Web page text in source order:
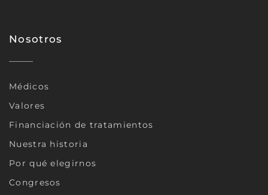
Nosotros
Médicos
Valores
Financiación de tratamientos
Nuestra historia
Por qué elegirnos
Congresos